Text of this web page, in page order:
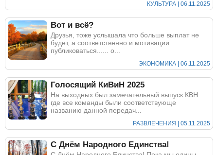
КУЛЬТУРА | 06.11.2025
Вот и всё?
Друзья, тоже услышала что больше выплат не
будет, а соответственно и мотивации
публиковаться...... о...
ЭКОНОМИКА | 06.11.2025
Голосящий КиВиН 2025
На выходных был замечательный выпуск КВН
где все команды были соответствующе
названию данной передач...
РАЗВЛЕЧЕНИЯ | 05.11.2025
С Днём Народного Единства!